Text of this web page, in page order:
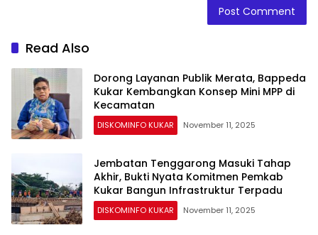
Read Also
Dorong Layanan Publik Merata, Bappeda
Kukar Kembangkan Konsep Mini MPP di
Kecamatan
DISKOMINFO KUKAR November 11, 2025
Jembatan Tenggarong Masuki Tahap
Akhir, Bukti Nyata Komitmen Pemkab
Kukar Bangun Infrastruktur Terpadu
DISKOMINFO KUKAR November 11, 2025